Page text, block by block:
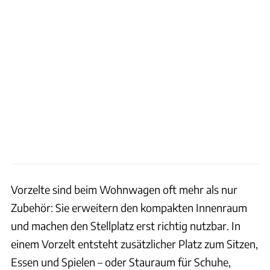
Vorzelte sind beim Wohnwagen oft mehr als nur
Zubehör: Sie erweitern den kompakten Innenraum
und machen den Stellplatz erst richtig nutzbar. In
einem Vorzelt entsteht zusätzlicher Platz zum Sitzen,
Essen und Spielen – oder Stauraum für Schuhe,